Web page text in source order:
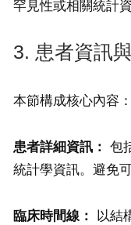
罕見性或相關統計資
3. 患者資訊
本節構成核心內容：
患者詳細資訊： 包
統計學資訊。避免
臨床時間線：
以結